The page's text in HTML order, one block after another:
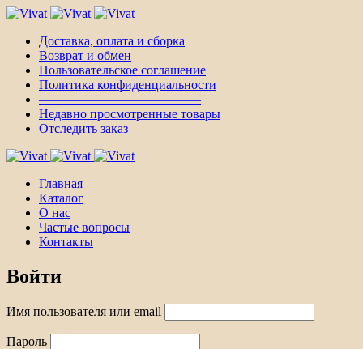
Доставка, оплата и сборка
Возврат и обмен
Пользовательское соглашение
Политика конфиденциальности
————————————–
Недавно просмотренные товары
Отследить заказ
Главная
Каталог
О нас
Частые вопросы
Контакты
Войти
Имя пользователя или email
Пароль